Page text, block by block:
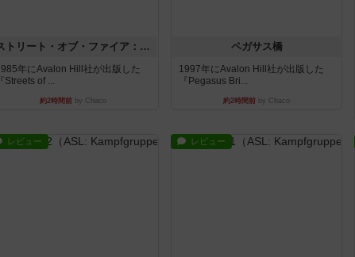
ストリート・オブ・ファイア：ASLデラックスモジュール1
年にAvalon Hill社が出版した
『Streets of ...
約2時間前 by Chaco
ペガサス橋
1997年にAvalon Hill社が出版した
『Pegasus Bri...
約2時間前 by Chaco
レビュー レビュー